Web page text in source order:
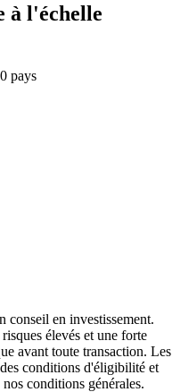
à l'échelle
pays
conseil en investissement.
élevés et une forte
avant toute transaction. Les
conditions d'éligibilité et
conditions générales.